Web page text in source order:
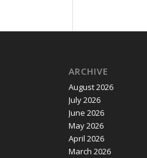
ARCHIVE
August 2026
July 2026
June 2026
May 2026
April 2026
March 2026